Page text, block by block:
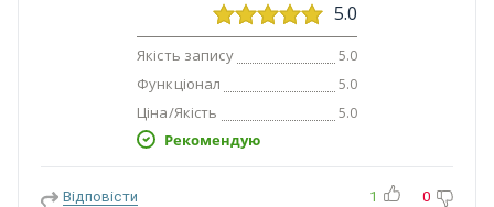
5.0
Якість запису 5.0
Функціонал 5.0
Ціна/Якість 5.0
Рекомендую
Відповісти 1 0